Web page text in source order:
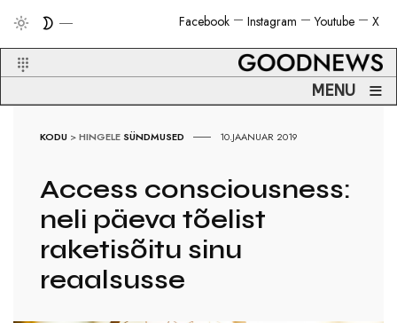
X
Youtube
Instagram
Facebook
MENU ≡
KODU >HINGELE SÜNDMUSED 10.JAANUAR 2019
Access consciousness:
neli päeva tõelist
raketisõitu sinu
reaalsusse